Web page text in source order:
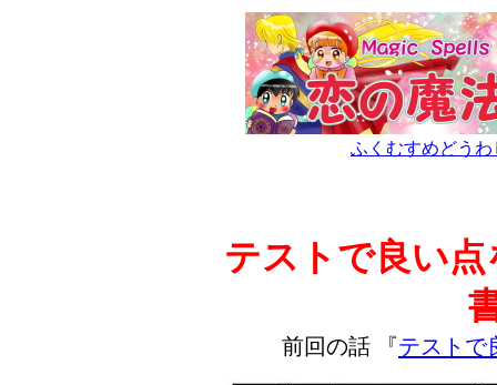
ふくむすめどうわ
テストで良い
前回の話 『テストで